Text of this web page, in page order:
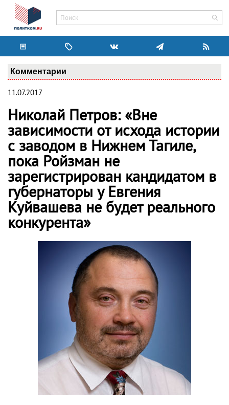
Комментарии
11.07.2017
Николай Петров: «Вне
зависимости от исхода истории
с заводом в Нижнем Тагиле,
пока Ройзман не
зарегистрирован кандидатом в
губернаторы у Евгения
Куйвашева не будет реального
конкурента»